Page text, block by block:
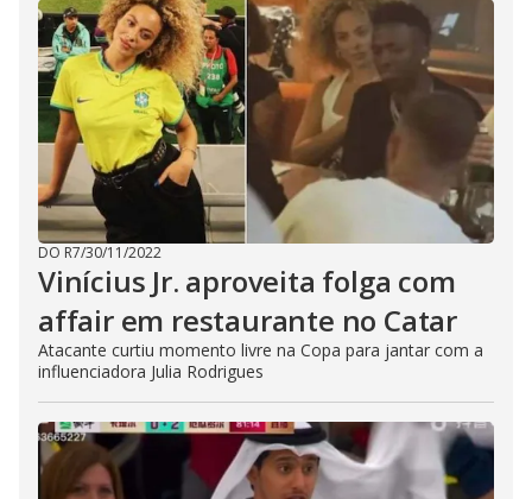
DO R7/30/11/2022
Vinícius Jr. aproveita folga com
affair em restaurante no Catar
Atacante curtiu momento livre na Copa para jantar com a
influenciadora Julia Rodrigues